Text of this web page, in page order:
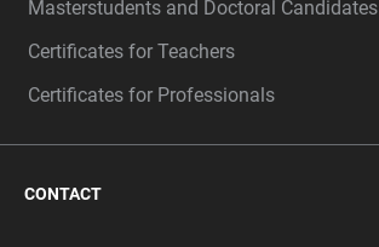
Masterstudents and Doctoral Candidates
Certificates for Teachers
Certificates for Professionals
CONTACT